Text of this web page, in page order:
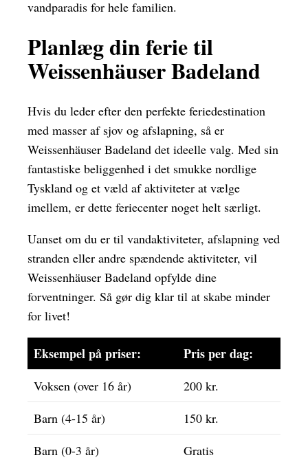
vandparadis for hele familien.
Planlæg din ferie til
Weissenhäuser Badeland
Hvis du leder efter den perfekte feriedestination
med masser af sjov og afslapning, så er
Weissenhäuser Badeland det ideelle valg. Med sin
fantastiske beliggenhed i det smukke nordlige
Tyskland og et væld af aktiviteter at vælge
imellem, er dette feriecenter noget helt særligt.
Uanset om du er til vandaktiviteter, afslapning ved
stranden eller andre spændende aktiviteter, vil
Weissenhäuser Badeland opfylde dine
forventninger. Så gør dig klar til at skabe minder
for livet!
Eksempel på priser: Pris per dag:
Voksen (over 16 år)
200 kr.
Barn (4-15 år)
150 kr.
Barn (0-3 år)
Gratis